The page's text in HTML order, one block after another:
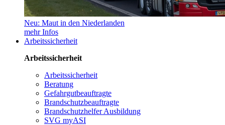
Neu: Maut in den Niederlanden
mehr Infos
Arbeitssicherheit
Arbeitssicherheit
Arbeitssicherheit
Beratung
Gefahrgutbeauftragte
Brandschutzbeauftragte
Brandschutzhelfer Ausbildung
SVG myASI